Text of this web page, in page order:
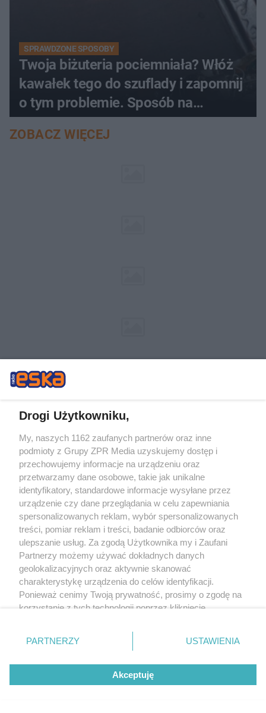
SPRAWDZONE SPOSOBY
Twoja biżuteria pociemniała? Włóż
kawałek tego do szuflady i zapomnij
o tym problemie. Sposób na
pociemniałą biżuterię
ZOBACZ WIĘCEJ
Żaden utwór zamieszczony w serwisie nie może być powielany i
rozpowszechniany lub dalej rozpowszechniany w jakikolwiek sposób (w
tym także elektroniczny lub mechaniczny) na jakimkolwiek polu
eksploatacji w jakiejkolwiek formie, włącznie z umieszczaniem w Internecie
bez pisemnej zgody właściciela praw. Jakiekolwiek użycie lub
wykorzystanie utworów w całości lub w części z naruszeniem prawa, tzn.
bez właściwej zgody, jest zabronione pod groźbą kary i może być ścigane
prawnie.
O nas
Nasze serwisy
Drogi Użytkowniku,
My, naszych 1162 zaufanych partnerów oraz inne
podmioty z Grupy ZPR Media uzyskujemy dostęp i
przechowujemy informacje na urządzeniu oraz
przetwarzamy dane osobowe, takie jak unikalne
identyfikatory, standardowe informacje wysyłane przez
urządzenie czy dane przeglądania w celu zapewniania
spersonalizowanych reklam, wybór spersonalizowanych
treści, pomiar reklam i treści, badanie odbiorców oraz
ulepszanie usług. Za zgodą Użytkownika my i Zaufani
Partnerzy możemy używać dokładnych danych
geolokalizacyjnych oraz aktywnie skanować
charakterystykę urządzenia do celów identyfikacji.
Ponieważ cenimy Twoją prywatność, prosimy o zgodę na
korzystanie z tych technologii poprzez kliknięcie
zmienić/wycofać klikając przycisk ustawień prywatności
znajdujący się w lewym dolnym rogu strony
rodzaje przetwarzania danych nie wymagają zgody
użytkownika, ale masz prawo sprzeciwić się takiemu
przetwarzaniu. Preferencje będą miały zastosowanie tylko
PARTNERZY USTAWIENIA
Akceptuję